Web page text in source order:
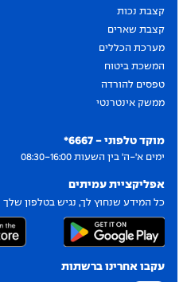
מוקד טלפוני - 6667*
ימים א'-ה' בין השעות 08:30-16:00
אפליקציית עמיתים
כל המידע שנחוץ לך, נגיש בטלפון שלך
עקבו אחרינו ברשתות
קצבת נכות
קצבת שארים
מערכת הכללים
המשכת ביטוח
טפסים להורדה
ממשק אינטרנטי